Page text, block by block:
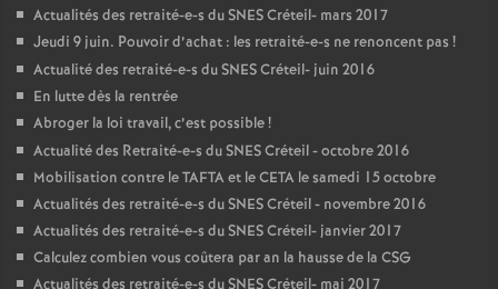
Actualités des retraité-e-s duSNESCréteil- mars 2017
Jeudi 9 juin. Pouvoir d’achat : les retraité-e-s ne renoncent pas !
Actualité des retraité-e-s duSNESCréteil- juin 2016
En lutte dès la rentrée
Abroger la loi travail, c’est possible!
Actualité des Retraité-e-s duSNESCréteil - octobre 2016
Mobilisation contre leTAFTAet leCETA le samedi 15 octobre
Actualités des retraité-e-s duSNESCréteil - novembre 2016
Actualités des retraité-e-s duSNESCréteil- janvier 2017
Calculez combien vous coûtera par an la hausse de la CSG